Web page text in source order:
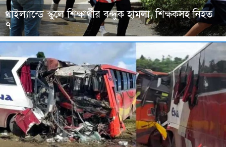
থাইল্যান্ডে স্কুলে শিক্ষার্থীর বন্দুক হামলা, শিক্ষকসহ নিহত
৭